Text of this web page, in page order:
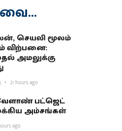
செயலி மூலம்
விற்பனை:
அமலுக்கு
21 hours ago
பட்ஜெட்
அம்சங்கள்
ago